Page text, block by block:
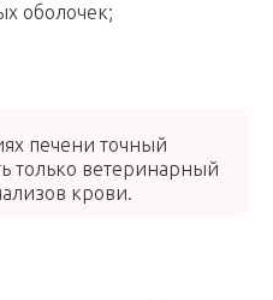
оболочек;
печени точный
только ветеринарный
крови.